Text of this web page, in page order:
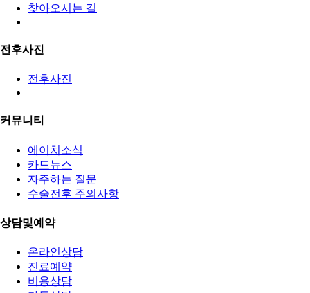
찾아오시는 길
전후사진
전후사진
커뮤니티
에이치소식
카드뉴스
자주하는 질문
수술전후 주의사항
상담및예약
온라인상담
진료예약
비용상담